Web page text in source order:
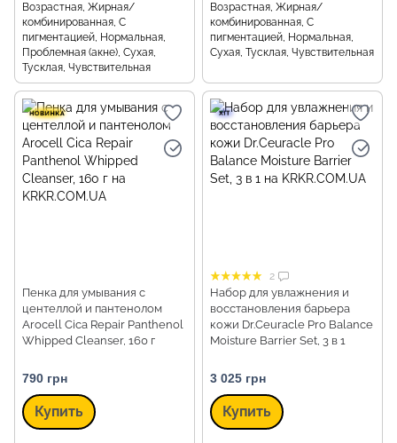
Возрастная, Жирная/
комбинированная, С
пигментацией, Нормальная,
Проблемная (акне), Сухая,
Тусклая, Чувствительная
Возрастная, Жирная/
комбинированная, С
пигментацией, Нормальная,
Сухая, Тусклая, Чувствительная
Пенка для умывания с
центеллой и пантенолом
Arocell Cica Repair Panthenol
Whipped Cleanser, 160 г
790 грн
Купить
2
Набор для увлажнения и
восстановления барьера
кожи Dr.Ceuracle Pro Balance
Moisture Barrier Set, 3 в 1
3 025 грн
Купить